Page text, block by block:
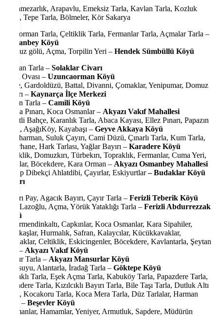
Kocamezarlık, Arapavlu, Emeksiz Tarla, Kavlan Tarla, Kozluk
Tarla, Tepe Tarla, Bölmeler, Kör Sakarya
Karaorman Tarla, Çeltiklik Tarla, Fermanlar Tarla, Açmalar Tarla –
Osmanbey Köyü
Domuz gölü, Açma, Torpilin Yeri – Hendek Sümbüllü Köyü
Gavlan Tarla – Solaklar Civarı
Mara Ovası – Uzuncaorman Köyü
Kirse, Gardoldüzü, Battal, Divanni, Çomaklar, Yenipumar, Domuz
Bayırı – Kaynarça İlçe Merkezi
Diken Tarla – Camili Köyü
Fatma Pınarı, Koca Osmanlar – Akyazı Vakıf Mahallesi
Göletli Bahçe, Karanlık Tarla, Abaca Kayası, Ellez Pınarı, Papazın
Suyu, AşağıKöy, Kayabaşı – Geyve Akkaya Köyü
Tepeharman, Suluk Çayırı, Cami Düzü, Çınarlı Tarla, Kum Tarla,
Bezirhane, Hark Tarlası, Yağlar Bayırı – Karadere Köyü
Çeltiklik, Domuzkırı, Türbekırı, Topraklık, Fermanlar, Cuma Yeri,
Arkalar, Böcekdere, Kara Orman – Akyazı Osmanbey Mahallesi
Yakup Dibekçi Ahlatdibi, Çayırlar, Eskiyurtlar– Budaklar Köyü
Civarı
Aykırı Pay, Agacık Bayırı, Çayır Tarla – Ferizli Teberik Köyü
Göl, Lazoğlu, Açma, Yörük Yataklığı Tarla – Ferizli Abdurrezzak
Köyü
Deyirmendinkaltı, Capkınlar, Koca Osmanlar, Kara Sipahiler,
Karakaşlar, Hurmalık, Safran, Kalaycılar, Kücükkavaklar,
Boşnaklar, Celtiklik, Eskicingenler, Böcekdere, Kavlantarla, Şeytan
Kızı – Akyazı Vakıf Köyü
Çukur Tarla – Akyazı Mansurlar Köyü
Camsuyu, Alantarla, İradağ Tarla – Göktepe Köyü
Kobaklı Tarla, Eşek Açma Tarla, Kabuköy Tarla, Papazdere Tarla,
Kocadere Tarla, Kızılcıklı Bayırı Tarla, Bile Taşı Tarla, Dutluk Altı
Tarla, Kocakoru Tarla, Koca Mera Tarla, Düz Tarlalar, Harman
Tarla – Beşevler Köyü
Harmanlar, Hamamlar, Yeniyer, Armutluk, Sapdere, Müdürün